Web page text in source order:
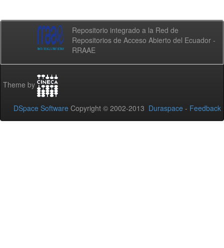
Repositorio integrado a la Red de
Repositorios de Acceso Abierto del Ecuador -
RRAAE
Theme by
DSpace Software Copyright © 2002-2013 Duraspace - Feedback